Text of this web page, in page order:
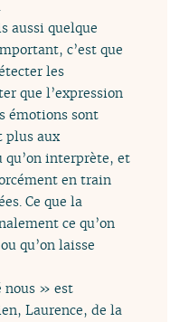
aussi quelque
c’est que
les
que l’expression
émotions sont
plus aux
qu’on interprète, et
en train
Ce que la
ce qu’on
qu’on laisse
nous » est
Laurence, de la